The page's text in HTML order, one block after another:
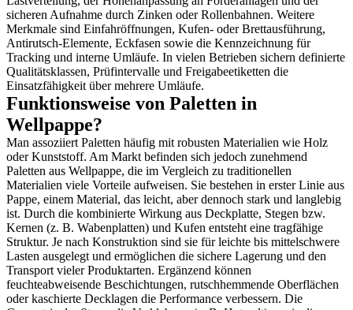
sicheren Aufnahme durch Zinken oder Rollenbahnen. Weitere
Merkmale sind Einfahröffnungen, Kufen- oder Brettausführung,
Antirutsch-Elemente, Eckfasen sowie die Kennzeichnung für
Tracking und interne Umläufe. In vielen Betrieben sichern definierte
Qualitätsklassen, Prüfintervalle und Freigabeetiketten die
Einsatzfähigkeit über mehrere Umläufe.
Funktionsweise von Paletten in
Wellpappe?
Man assoziiert Paletten häufig mit robusten Materialien wie Holz
oder Kunststoff. Am Markt befinden sich jedoch zunehmend
Paletten aus Wellpappe, die im Vergleich zu traditionellen
Materialien viele Vorteile aufweisen. Sie bestehen in erster Linie aus
Pappe, einem Material, das leicht, aber dennoch stark und langlebig
ist. Durch die kombinierte Wirkung aus Deckplatte, Stegen bzw.
Kernen (z. B. Wabenplatten) und Kufen entsteht eine tragfähige
Struktur. Je nach Konstruktion sind sie für leichte bis mittelschwere
Lasten ausgelegt und ermöglichen die sichere Lagerung und den
Transport vieler Produktarten. Ergänzend können
feuchteabweisende Beschichtungen, rutschhemmende Oberflächen
oder kaschierte Decklagen die Performance verbessern. Die